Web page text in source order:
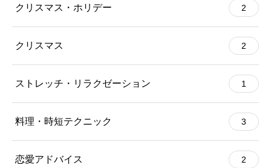
クリスマス・ホリデー 2
クリスマス 2
ストレッチ・リラクゼーション 1
料理・時短テクニック 3
恋愛アドバイス 2